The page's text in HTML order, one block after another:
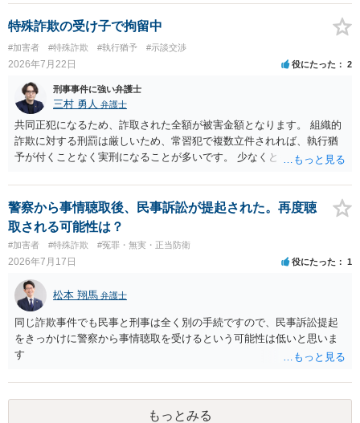
めします。
特殊詐欺の受け子で拘留中
#加害者 #特殊詐欺 #執行猶予 #示談交渉
2026年7月22日 役にたった 2
刑事事件に強い弁護士
三村 勇人 弁護士
共同正犯になるため、詐取された全額が被害金額となります。 組織的
詐欺に対する刑罰は厳しいため、常習犯で複数立件されれば、執行猶
予が付くことなく実刑になることが多いです。 少なくとも、執行猶予
す。 弁護士を介して共犯者数人で被害弁済を行うこともあります。 保
釈申請については、共犯なので、全て公判請求されるまで難しいです
が、個別具体的な事情により異なります。 弁護方針により、結果が変
わるため、刑事事件に精通している弁護人を選任されることをお勧め
いたします。
警察から事情聴取後、民事訴訟が提起された。再度聴
取される可能性は？
#加害者 #特殊詐欺 #冤罪・無実・正当防衛
2026年7月17日 役にたった 1
松本 翔馬 弁護士
同じ詐欺事件でも民事と刑事は全く別の手続ですので、民事訴訟提起
をきっかけに警察から事情聴取を受けるという可能性は低いと思いま
す
もっとみる